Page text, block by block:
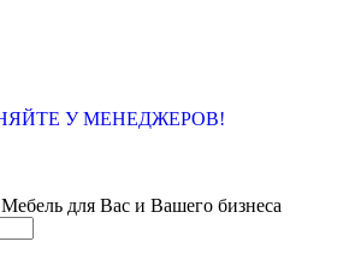
У МЕНЕДЖЕРОВ!
Мебель для Вас и Вашего бизнеса